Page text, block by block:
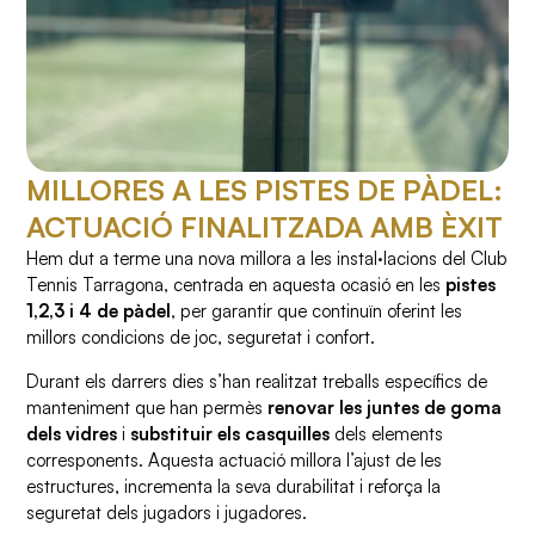
MILLORES A LES PISTES DE PÀDEL:
ACTUACIÓ FINALITZADA AMB ÈXIT
Hem dut a terme una nova millora a les instal·lacions del Club
Tennis Tarragona, centrada en aquesta ocasió en les pistes
1,2,3 i 4 de pàdel , per garantir que continuïn oferint les
millors condicions de joc, seguretat i confort.
Durant els darrers dies s’han realitzat treballs específics de
manteniment que han permès renovar les juntes de goma
dels vidres i substituir els casquilles dels elements
corresponents. Aquesta actuació millora l’ajust de les
estructures, incrementa la seva durabilitat i reforça la
seguretat dels jugadors i jugadores.